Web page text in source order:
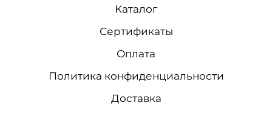
Каталог
Сертификаты
Оплата
Политика конфиденциальности
Доставка